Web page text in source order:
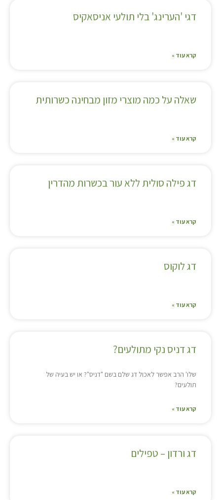
דגי 'הערינג' בלי תולעי אניסאקיס
קרא עוד »
שאלה על כמה מוצרי מזון מבחינה כשרותית
קרא עוד »
דג פילה סולית ללא עור בכשרות מהדרין
קרא עוד »
דג לוקוס
קרא עוד »
דג דניס נקי מתולעים?
שלו' הרב אפשר לאכול דג שלם בשם "דניס"? או יש בעיה של
תולעים?
קרא עוד »
דג ורדון – טפילים
קרא עוד »